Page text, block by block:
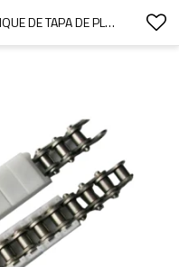
PS60 12A K35 CADENA DE TANQUE DE TAPA DE PLÁSTICO PARA CADENA DE RODILLOS DE ACERO INOXIDABLE